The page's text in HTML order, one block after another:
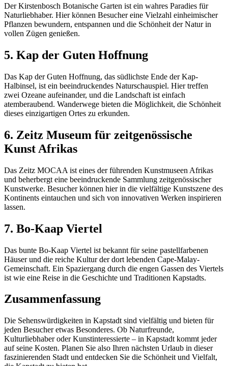
Der Kirstenbosch Botanische Garten ist ein wahres Paradies für
Naturliebhaber. Hier können Besucher eine Vielzahl einheimischer
Pflanzen bewundern, entspannen und die Schönheit der Natur in
vollen Zügen genießen.
5. Kap der Guten Hoffnung
Das Kap der Guten Hoffnung, das südlichste Ende der Kap-
Halbinsel, ist ein beeindruckendes Naturschauspiel. Hier treffen
zwei Ozeane aufeinander, und die Landschaft ist einfach
atemberaubend. Wanderwege bieten die Möglichkeit, die Schönheit
dieses einzigartigen Ortes zu erkunden.
6. Zeitz Museum für zeitgenössische
Kunst Afrikas
Das Zeitz MOCAA ist eines der führenden Kunstmuseen Afrikas
und beherbergt eine beeindruckende Sammlung zeitgenössischer
Kunstwerke. Besucher können hier in die vielfältige Kunstszene des
Kontinents eintauchen und sich von innovativen Werken inspirieren
lassen.
7. Bo-Kaap Viertel
Das bunte Bo-Kaap Viertel ist bekannt für seine pastellfarbenen
Häuser und die reiche Kultur der dort lebenden Cape-Malay-
Gemeinschaft. Ein Spaziergang durch die engen Gassen des Viertels
ist wie eine Reise in die Geschichte und Traditionen Kapstadts.
Zusammenfassung
Die Sehenswürdigkeiten in Kapstadt sind vielfältig und bieten für
jeden Besucher etwas Besonderes. Ob Naturfreunde,
Kulturliebhaber oder Kunstinteressierte – in Kapstadt kommt jeder
auf seine Kosten. Planen Sie also Ihren nächsten Urlaub in dieser
faszinierenden Stadt und entdecken Sie die Schönheit und Vielfalt,